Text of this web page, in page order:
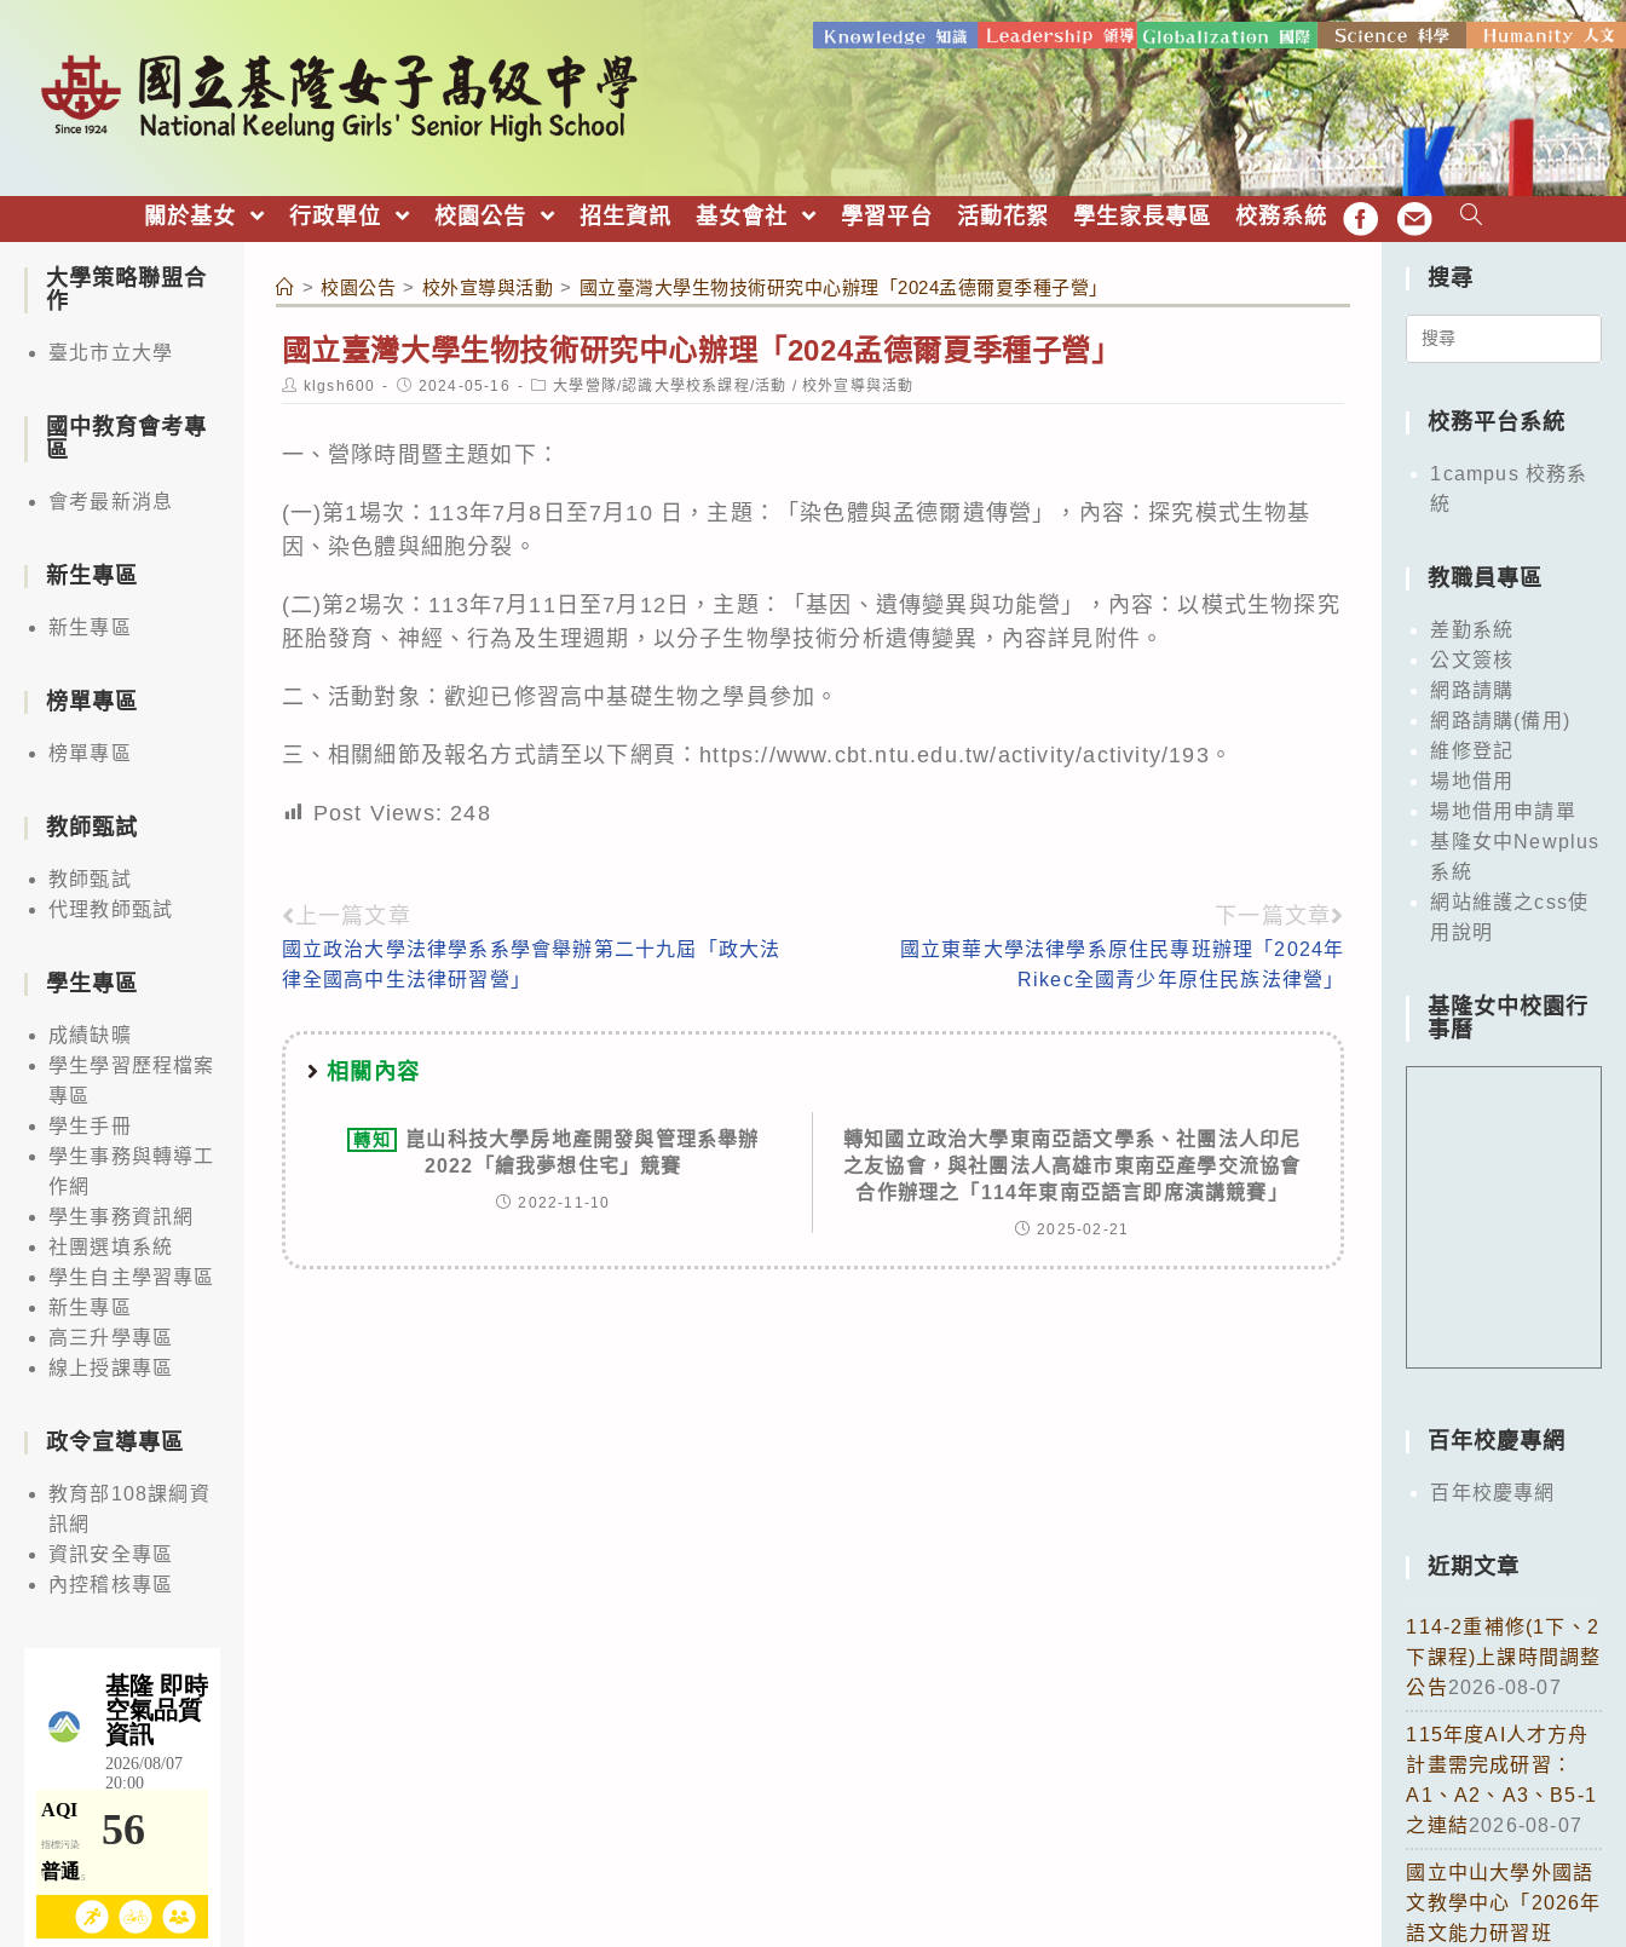
關於基女 行政單位 校園公告 招生資訊 基女會社 學習平台 活動花絮 學生家長專區 校務系統 FB EMAIL
> 校園公告 > 校外宣導與活動 > 國立臺灣大學生物技術研究中心辦理「2024孟德爾夏季種子營」
國立臺灣大學生物技術研究中心辦理「2024孟德爾夏季種子營」
Post
author:
klgsh600
Post
published:
2024-05-16
Post
category:
大學營隊/認識大學校系課程/活動 / 校外宣導與活動
一、營隊時間暨主題如下：
(一)第1場次：113年7月8日至7月10 日，主題：「染色體與孟德爾遺傳營」，內容：探究模式生物基
因、染色體與細胞分裂。
(二)第2場次：113年7月11日至7月12日，主題：「基因、遺傳變異與功能營」，內容：以模式生物探究
胚胎發育、神經、行為及生理週期，以分子生物學技術分析遺傳變異，內容詳見附件。
二、活動對象：歡迎已修習高中基礎生物之學員參加。
三、相關細節及報名方式請至以下網頁：https://www.cbt.ntu.edu.tw/activity/activity/193。
Post Views: 248
Read
more
上一篇文章
國立政治大學法律學系系學會舉辦第二十九屆「政大法
律全國高中生法律研習營」
下一篇文章
國立東華大學法律學系原住民專班辦理「2024年
Rikec全國青少年原住民族法律營」
相關內容
轉知
崑山科技大學房地產開發與管理系舉辦
2022「繪我夢想住宅」競賽
2022-11-10
轉知國立政治大學東南亞語文學系、社團法人印尼
之友協會，與社團法人高雄市東南亞產學交流協會
合作辦理之「114年東南亞語言即席演講競賽」
2025-02-21
大學策略聯盟合
作
臺北市立大學
國中教育會考專
區
會考最新消息
新生專區
新生專區
榜單專區
榜單專區
教師甄試
教師甄試
代理教師甄試
學生專區
成績缺曠
學生學習歷程檔案
專區
學生手冊
學生事務與轉導工
作網
學生事務資訊網
社團選填系統
學生自主學習專區
新生專區
高三升學專區
線上授課專區
政令宣導專區
教育部108課綱資
訊網
資訊安全專區
內控稽核專區
搜尋
Search
校務平台系統
1campus 校務系
統
教職員專區
差勤系統
公文簽核
網路請購
網路請購(備用)
維修登記
場地借用
場地借用申請單
基隆女中Newplus
系統
網站維護之css使
用說明
基隆女中校園行
事曆
百年校慶專網
百年校慶專網
近期文章
114-2重補修(1下、2
下課程)上課時間調整
公告2026-08-07
115年度AI人才方舟
計畫需完成研習：
A1、A2、A3、B5-1
之連結2026-08-07
國立中山大學外國語
文教學中心「2026年
語文能力研習班